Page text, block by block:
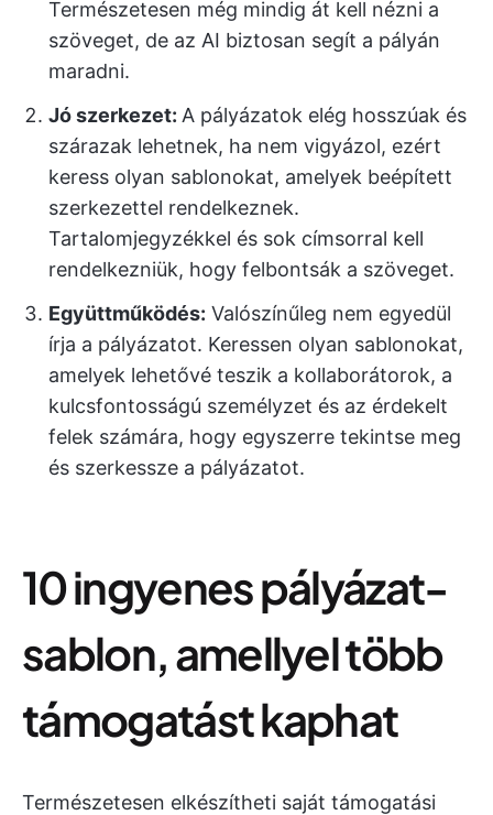
Természetesen még mindig át kell nézni a
szöveget, de az AI biztosan segít a pályán
maradni.
Jó szerkezet: A pályázatok elég hosszúak és
szárazak lehetnek, ha nem vigyázol, ezért
keress olyan sablonokat, amelyek beépített
szerkezettel rendelkeznek.
Tartalomjegyzékkel és sok címsorral kell
rendelkezniük, hogy felbontsák a szöveget.
Együttműködés: Valószínűleg nem egyedül
írja a pályázatot. Keressen olyan sablonokat,
amelyek lehetővé teszik a kollaborátorok, a
kulcsfontosságú személyzet és az érdekelt
felek számára, hogy egyszerre tekintse meg
és szerkessze a pályázatot.
10 ingyenes pályázat-
sablon, amellyel több
támogatást kaphat
Természetesen elkészítheti saját támogatási